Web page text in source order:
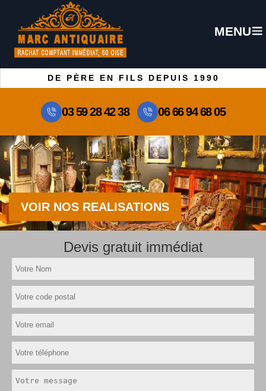
MENU
DE PÈRE EN FILS DEPUIS 1990
03 59 28 42 38 06 66 94 68 05
VOIR NOS REALISATIONS
Devis gratuit immédiat